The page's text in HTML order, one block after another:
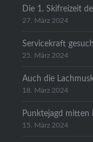
Die 1. Skifreizeit
27. März 2024
Servicekraft
25. März 2024
Auch die
18. März 2024
Punktejagd mitten
15. März 2024